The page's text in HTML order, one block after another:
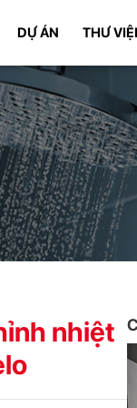
DỰ ÁN THƯ
nhiệt